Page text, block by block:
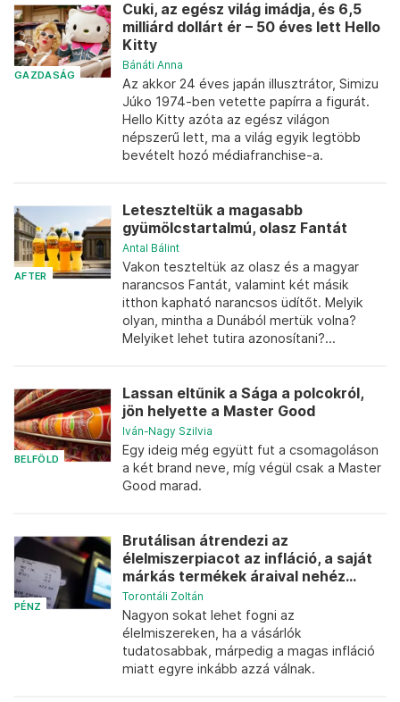
GAZDASÁG
Cuki, az egész világ imádja, és 6,5
milliárd dollárt ér – 50 éves lett Hello
Kitty
Bánáti Anna
Az akkor 24 éves japán illusztrátor, Simizu
Júko 1974-ben vetette papírra a figurát.
Hello Kitty azóta az egész világon
népszerű lett, ma a világ egyik legtöbb
bevételt hozó médiafranchise-a.
AFTER
Leteszteltük a magasabb
gyümölcstartalmú, olasz Fantát
Antal Bálint
Vakon teszteltük az olasz és a magyar
narancsos Fantát, valamint két másik
itthon kapható narancsos üdítőt. Melyik
olyan, mintha a Dunából mertük volna?
Melyiket lehet tutira azonosítani?...
BELFÖLD
Lassan eltűnik a Sága a polcokról,
jön helyette a Master Good
Iván-Nagy Szilvia
Egy ideig még együtt fut a csomagoláson
a két brand neve, míg végül csak a Master
Good marad.
PÉNZ
Brutálisan átrendezi az
élelmiszerpiacot az infláció, a saját
márkás termékek áraival nehéz...
Torontáli Zoltán
Nagyon sokat lehet fogni az
élelmiszereken, ha a vásárlók
tudatosabbak, márpedig a magas infláció
miatt egyre inkább azzá válnak.